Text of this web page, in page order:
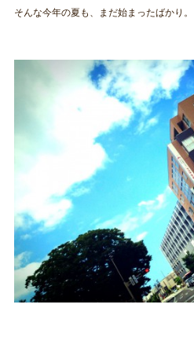
そんな今年の夏も、まだ始まったばかり。